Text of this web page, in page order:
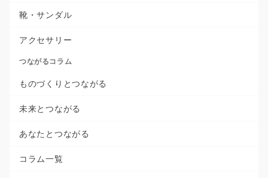
靴・サンダル
アクセサリー
つながるコラム
ものづくりとつながる
未来とつながる
あなたとつながる
コラム一覧